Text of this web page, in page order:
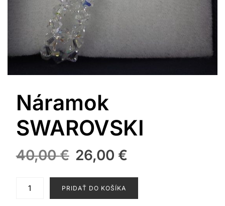
Náramok
SWAROVSKI
40,00€ Pôvodná
cena
bola:
40,00 €.
26,00 €
je:
26,00 €.
PRIDAŤ DO KOŠÍKA